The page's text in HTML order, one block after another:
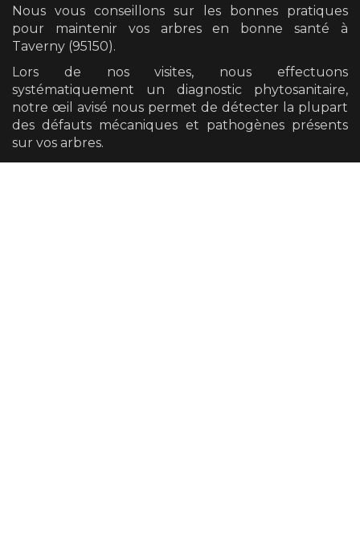
Nous vous conseillons sur les bonnes pratiques
pour maintenir vos arbres en bonne santé à
Taverny (95150).
Lors de nos visites, nous effectuons
systématiquement un diagnostic phytosanitaire,
notre œil avisé nous permet de détecter la plupart
des défauts mécaniques et pathogènes présents
sur vos arbres.